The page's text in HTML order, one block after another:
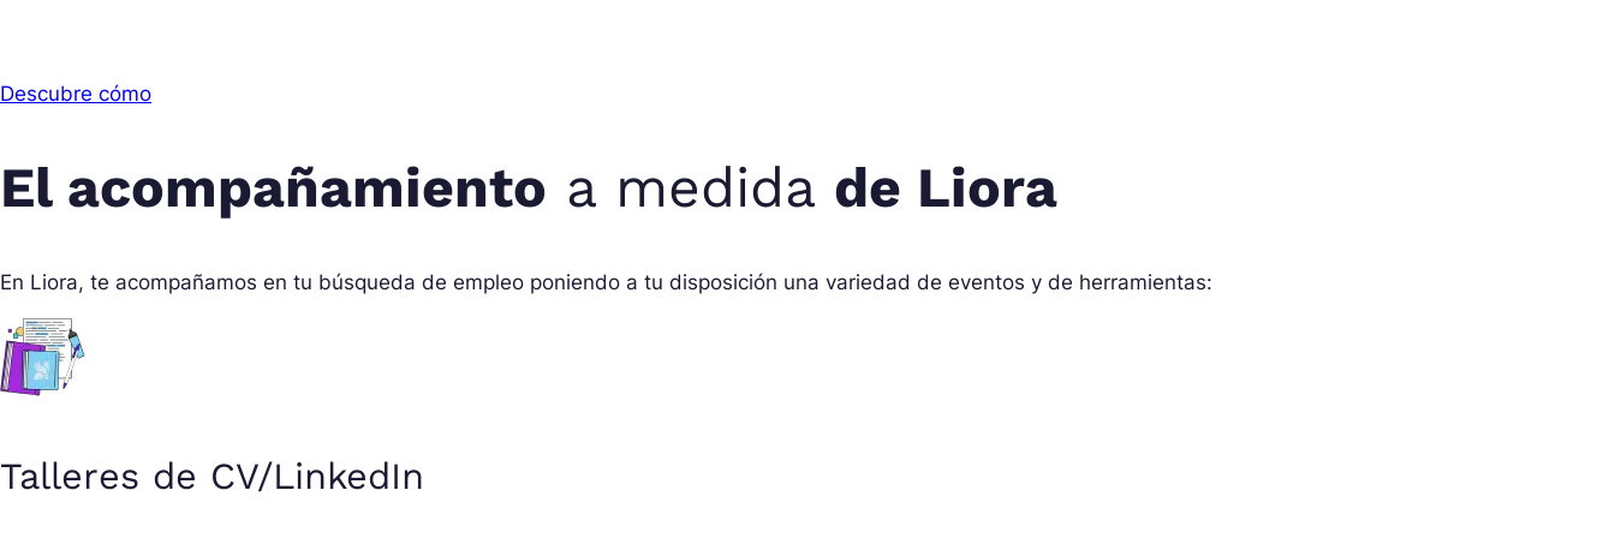
Descubre cómo
El acompañamiento a medida de Liora
En Liora, te acompañamos en tu búsqueda de empleo poniendo a tu disposición una variedad de eventos y de herramientas:
Talleres de CV/LinkedIn